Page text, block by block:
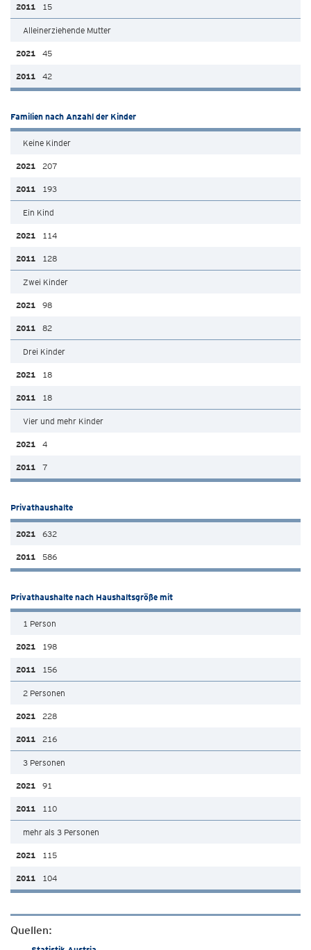
15
Alleinerziehende Mutter
45
42
Familien nach Anzahl der Kinder
Keine Kinder
207
193
Ein Kind
114
128
Zwei Kinder
98
82
Drei Kinder
18
18
Vier und mehr Kinder
4
7
Privathaushalte
632
586
Privathaushalte nach Haushaltsgröße mit
1 Person
198
156
2 Personen
228
216
3 Personen
91
110
mehr als 3 Personen
115
104
Quellen: